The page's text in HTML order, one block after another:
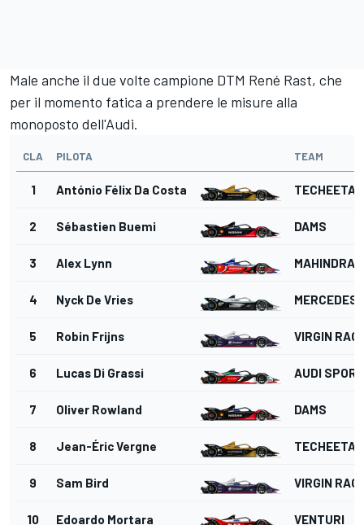
Male anche il due volte campione DTM René Rast, che
per il momento fatica a prendere le misure alla
monoposto dell'Audi.
CLA PILOTA TEAM
1 António Félix Da Costa TECHEETAH
2 Sébastien Buemi DAMS
3 Alex Lynn MAHINDRA
4 Nyck De Vries MERCEDES
5 Robin Frijns VIRGIN
6 Lucas Di Grassi AUDI
7 Oliver Rowland DAMS
8 Jean-Éric Vergne TECHEETAH
9 Sam Bird VIRGIN
10 Edoardo Mortara VENTURI